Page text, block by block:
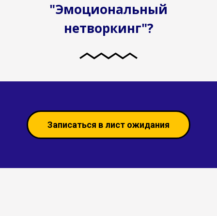
"Эмоциональный
нетворкинг"?
Записаться в лист ожидания